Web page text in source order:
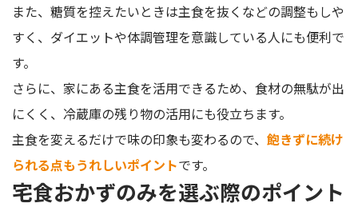
また、糖質を控えたいときは主食を抜くなどの調整もしや
すく、ダイエットや体調管理を意識している人にも便利で
す。
さらに、家にある主食を活用できるため、食材の無駄が出
にくく、冷蔵庫の残り物の活用にも役立ちます。
主食を変えるだけで味の印象も変わるので、 飽きずに続け
られる点もうれしいポイントです。
宅食おかずのみを選ぶ際のポイント